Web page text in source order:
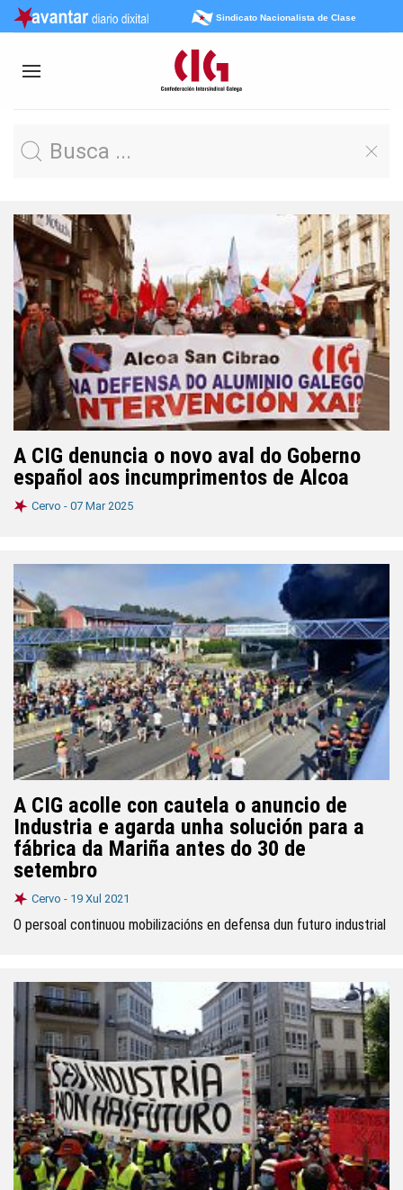
Sindicato Nacionalista de Clase
A CIG denuncia o novo aval do Goberno
español aos incumprimentos de Alcoa
Cervo - 07 Mar 2025
A CIG acolle con cautela o anuncio de
Industria e agarda unha solución para a
fábrica da Mariña antes do 30 de
setembro
Cervo - 19 Xul 2021
O persoal continuou mobilizacións en defensa dun futuro industrial